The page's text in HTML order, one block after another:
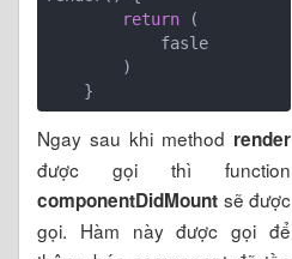
return (
Ngay sau khi method render
được gọi thì function
componentDidMount sẽ được
gọi. Hàm này được gọi để